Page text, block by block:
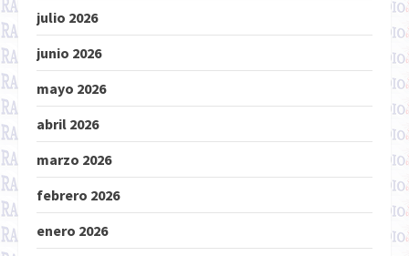
julio 2026
junio 2026
mayo 2026
abril 2026
marzo 2026
febrero 2026
enero 2026